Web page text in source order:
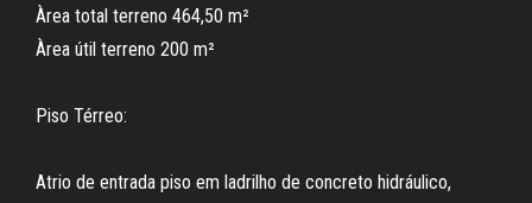
Àrea total terreno 464,50 m²
Àrea útil terreno 200 m²
Piso Térreo:
Atrio de entrada piso em ladrilho de concreto hidráulico,